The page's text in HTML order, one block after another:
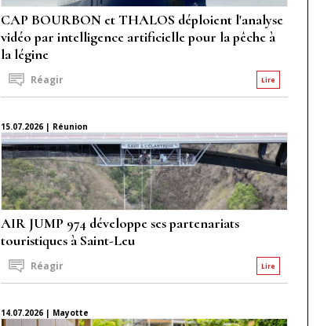
CAP BOURBON et THALOS déploient l'analyse
vidéo par intelligence artificielle pour la pêche à
la légine
Lire
Réagir
15.07.2026 | Réunion
AIR JUMP 974 développe ses partenariats
touristiques à Saint-Leu
Lire
Réagir
14.07.2026 | Mayotte